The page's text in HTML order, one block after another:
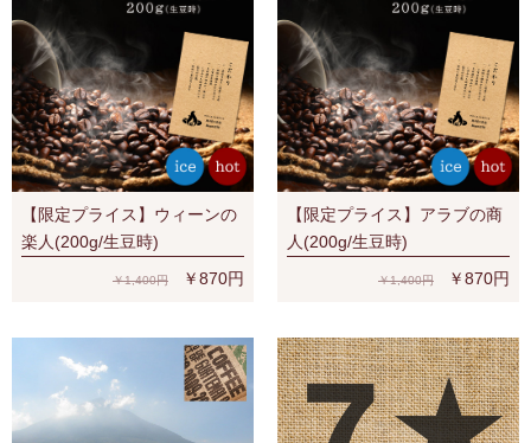
【限定プライス】ウィーンの
楽人(200g/生豆時)
￥1,400円 ￥870円
【限定プライス】アラブの商
人(200g/生豆時)
￥1,400円 ￥870円